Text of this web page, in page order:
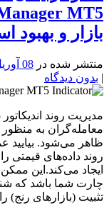
بازار و بهبود
منتشر شده در 08 آوریل 2025
| بدون دیدگاه
معامله‌گران به
ظاهر می‌شود. بیایید
روند داده‌های قیمتی
ایجاد می‌کند.این
چارت شما باشد که
تثبیت (بازارهای رنج)